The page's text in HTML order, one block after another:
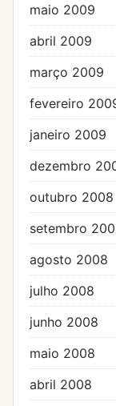
maio 2009
abril 2009
março 2009
fevereiro
janeiro 2009
dezembro
outubro 2008
setembro
agosto 2008
julho 2008
junho 2008
maio 2008
abril 2008